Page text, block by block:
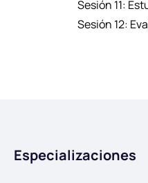
Sesión 11:
Sesión 12:
Especializaciones